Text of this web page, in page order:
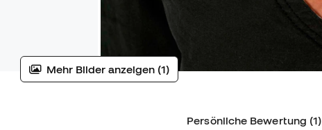
Mehr Bilder anzeigen (1)
Persönliche Bewertung (1)